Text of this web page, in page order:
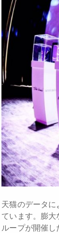
天猫のデータに
ています。膨
ループが開催